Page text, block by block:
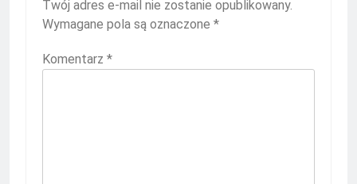
Twój adres e-mail nie zostanie opublikowany.
Wymagane pola są oznaczone *
Komentarz *